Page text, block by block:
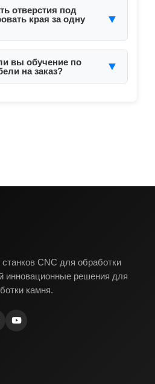
отверстия под
края за одну
▼
траектории
вы обучение по
на заказ?
▼
CNC для обработки
инновационные решения для
камня.